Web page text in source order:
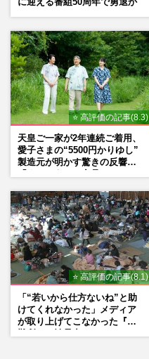
に迎える番組50周年で勇退か
⭐ 高評価の記事(8.3)
天皇ご一家が2年連続ご着用、
愛子さまの“5500円かりゆし”
製造元が明かす驚きの反響
⭐ 高評価の記事(8.1)
「“若いから仕方ないね”と助
けてくれなかった」メディア
が取り上げてこなかった『避